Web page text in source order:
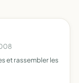
et rassembler les